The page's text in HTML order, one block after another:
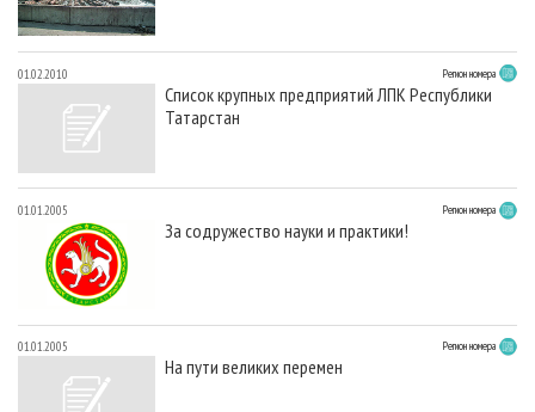
01.02.2010 Регион номера
Список крупных предприятий ЛПК Республики
Татарстан
01.01.2005 Регион номера
За содружество науки и практики!
01.01.2005 Регион номера
На пути великих перемен